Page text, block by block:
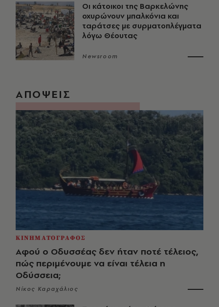
Οι κάτοικοι της Βαρκελώνης
οχυρώνουν μπαλκόνια και
ταράτσες με συρματοπλέγματα
λόγω Θέουτας
Newsroom
ΑΠΟΨΕΙΣ
ΚΙΝΗΜΑΤΟΓΡΑΦΟΣ
Αφού ο Οδυσσέας δεν ήταν ποτέ τέλειος,
πώς περιμένουμε να είναι τέλεια η
Οδύσσεια;
Νίκος Καραχάλιος